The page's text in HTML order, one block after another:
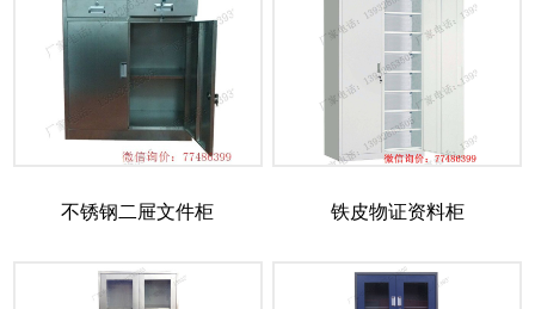
不锈钢二屉文件柜 铁皮物证资料柜